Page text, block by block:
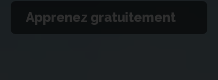
Apprenez gratuitement